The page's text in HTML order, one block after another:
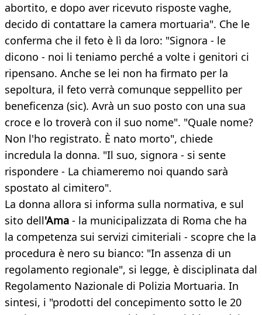
abortito, e dopo aver ricevuto risposte vaghe,
decido di contattare la camera mortuaria". Che le
conferma che il feto è lì da loro: "Signora - le
dicono - noi li teniamo perché a volte i genitori ci
ripensano. Anche se lei non ha firmato per la
sepoltura, il feto verrà comunque seppellito per
beneficenza (sic). Avrà un suo posto con una sua
croce e lo troverà con il suo nome". "Quale nome?
Non l'ho registrato. È nato morto", chiede
incredula la donna. "Il suo, signora - si sente
rispondere - La chiameremo noi quando sarà
spostato al cimitero".
La donna allora si informa sulla normativa, e sul
sito dell'Ama - la municipalizzata di Roma che ha
la competenza sui servizi cimiteriali - scopre che la
procedura è nero su bianco: "In assenza di un
regolamento regionale", si legge, è disciplinata dal
Regolamento Nazionale di Polizia Mortuaria. In
sintesi, i "prodotti del concepimento sotto le 20